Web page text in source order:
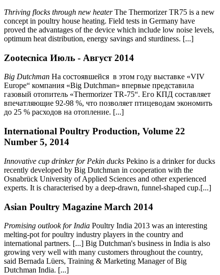
Thriving flocks through new heaterThe Thermorizer TR75 is a new
concept in poultry house heating. Field tests in Germany have
proved the advantages of the device which include low noise levels,
optimum heat distribution, energy savings and sturdiness. [...]
Zootecnica Июль - Август 2014
Big Dutchman На состоявшейся в этом году выставке «VIV
Europe“ компания «Big Dutchman» впервые представила
газовый отопитель «Thermorizer TR-75“. Его КПД составляет
впечатляющие 92-98 %, что позволяет птицеводам экономить
до 25 % расходов на отопление. [...]
International Poultry Production, Volume 22
Number 5, 2014
Innovative cup drinker for Pekin ducks Pekino is a drinker for ducks
recently developed by Big Dutchman in cooperation with the
Osnabrück University of Applied Sciences and other experienced
experts. It is characterised by a deep-drawn, funnel-shaped cup.[...]
Asian Poultry Magazine March 2014
Promising outlook for India Poultry India 2013 was an interesting
melting-pot for poultry industry players in the country and
international partners. [...] Big Dutchman's business in India is also
growing very well with many customers throughout the country,
said Bernada Lüers, Training & Marketing Manager of Big
Dutchman India. [...]